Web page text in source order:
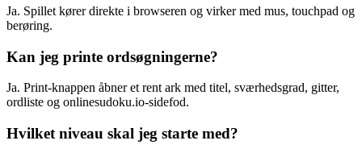
Ja. Spillet kører direkte i browseren og virker med mus, touchpad og
berøring.
Kan jeg printe ordsøgningerne?
Ja. Print-knappen åbner et rent ark med titel, sværhedsgrad, gitter,
ordliste og onlinesudoku.io-sidefod.
Hvilket niveau skal jeg starte med?